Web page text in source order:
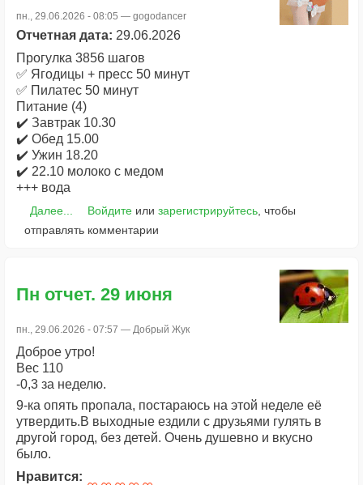
пн., 29.06.2026 - 08:05 — gogodancer
Отчетная дата: 29.06.2026
Прогулка 3856 шагов
✅ Ягодицы + пресс 50 минут
✅ Пилатес 50 минут
Питание (4)
✔️ Завтрак 10.30
✔️ Обед 15.00
✔️ Ужин 18.20
✔️ 22.10 молоко с медом
+++ вода
Далее... Войдитеили зарегистрируйтесь, чтобы
отправлять комментарии
Пн отчет. 29 июня
пн., 29.06.2026 - 07:57 — Добрый Жук
Доброе утро!
Вес 110
-0,3 за неделю.
9-ка опять пропала, постараюсь на этой неделе её
утвердить.В выходные ездили с друзьями гулять в
другой город, без детей. Очень душевно и вкусно
было.
Нравится: